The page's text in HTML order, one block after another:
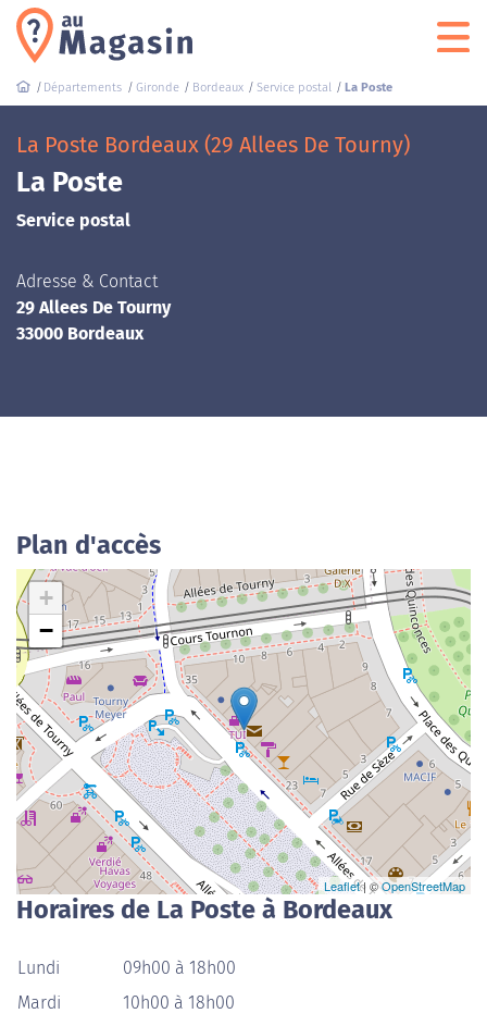
Départements Gironde Bordeaux Service postal La Poste
La Poste Bordeaux (29 Allees De Tourny)
La Poste
Service postal
Adresse & Contact
29 Allees De Tourny
33000 Bordeaux
Plan d'accès
+
−
Leaflet| ©OpenStreetMap
Horaires de La Poste à Bordeaux
Lundi
09h00 à 18h00
Mardi
10h00 à 18h00